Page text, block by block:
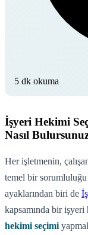
5 dk okuma
İşyeri Hekimi
Nasıl
Her işletmenin,
temel bir
ayaklarından biri de
kapsamında bir
hekimi seçimi